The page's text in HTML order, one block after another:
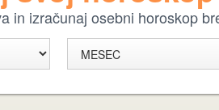
in izračunaj osebni horoskop